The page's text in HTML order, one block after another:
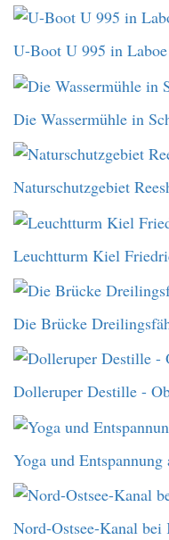
U-Boot U 995 in Laboe
Die Wassermühle in
Naturschutzgebiet
Leuchtturm Kiel
Die Brücke
Dolleruper Destille -
Yoga und Entspannung
Nord-Ostsee-Kanal